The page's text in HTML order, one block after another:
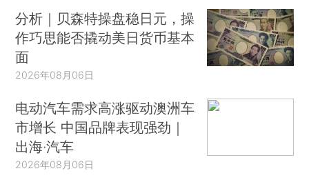
分析｜贝森特操盘稳日元，操
作巧思能否撬动美日货币基本
面
2026年08月06日
电动汽车需求高涨驱动澳洲车
市增长 中国品牌表现强劲｜
出海·汽车
2026年08月06日